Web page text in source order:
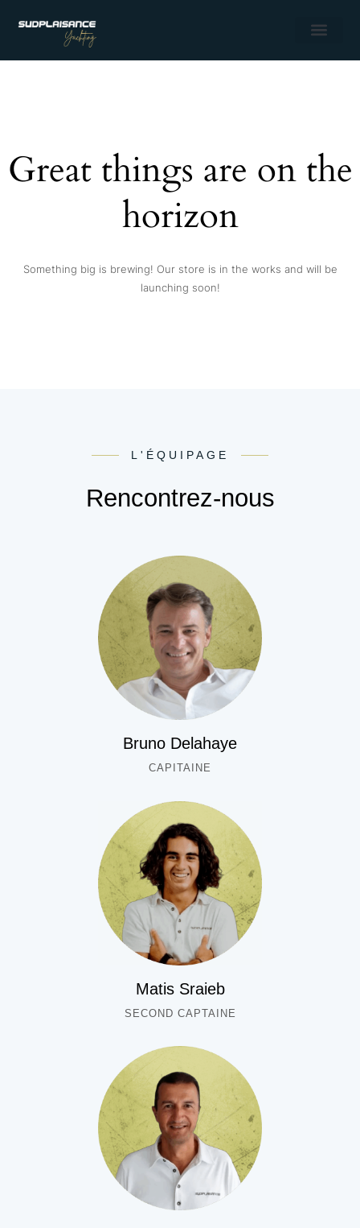
Great things are on the
horizon
Something big is brewing! Our store is in the works and will be
launching soon!
L'ÉQUIPAGE
Rencontrez-nous
Bruno Delahaye
CAPITAINE
Matis Sraieb
SECOND CAPTAINE